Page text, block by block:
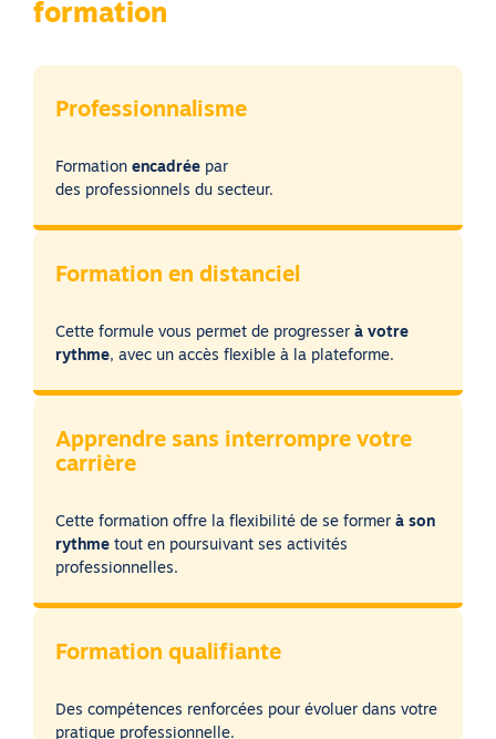
formation
Professionnalisme
Formation encadrée par
des professionnels du secteur.
Formation en distanciel
Cette formule vous permet de progresser à votre
rythme, avec un accès flexible à la plateforme.
Apprendre sans interrompre votre
carrière
Cette formation offre la flexibilité de se former à son
rythme tout en poursuivant ses activités
professionnelles.
Formation qualifiante
Des compétences renforcées pour évoluer dans votre
pratique professionnelle.